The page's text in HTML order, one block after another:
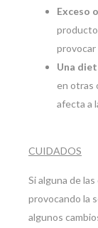
Exceso
provocar
Una
en otras
afecta a
CUIDADOS
Si alguna de
provocando la
algunos